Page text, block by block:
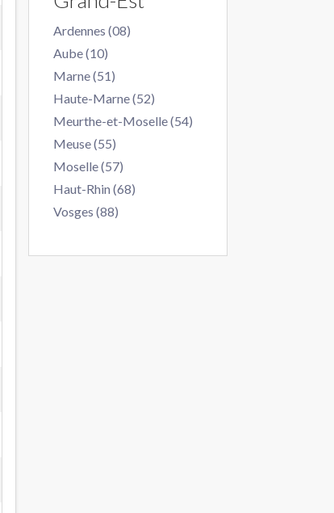
Ardennes (08)
Aube (10)
Marne (51)
Haute-Marne (52)
Meurthe-et-Moselle (54)
Meuse (55)
Moselle (57)
Haut-Rhin (68)
Vosges (88)